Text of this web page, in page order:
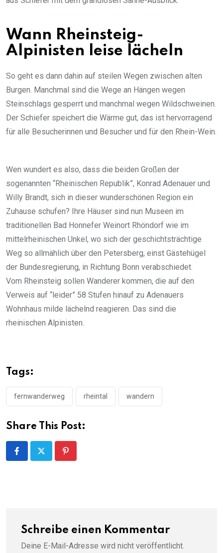
Wann Rheinsteig-
Alpinisten leise lächeln
So geht es dann dahin auf steilen Wegen zwischen alten
Burgen. Manchmal sind die Wege an Hängen wegen
Steinschlags gesperrt und manchmal wegen Wildschweinen.
Der Schiefer speichert die Wärme gut, das ist hervorragend
für alle Besucherinnen und Besucher und für den Rhein-Wein.
Wen wundert es also, dass die beiden Großen der
sogenannten “Rheinischen Republik”, Konrad Adenauer und
Willy Brandt, sich in dieser wunderschönen Region ein
Zuhause schufen? Ihre Häuser sind nun Museen im
traditionellen Bad Honnefer Weinort Rhöndorf wie im
mittelrheinischen Unkel, wo sich der geschichtsträchtige
Weg so allmählich über den Petersberg, einst Gästehügel
der Bundesregierung, in Richtung Bonn verabschiedet.
Vom Rheinsteig sollen Wanderer kommen, die auf den
Verweis auf “leider” 58 Stufen hinauf zu Adenauers
Wohnhaus milde lächelnd reagieren. Das sind die
rheinischen Alpinisten.
Tags:
fernwanderweg rheintal wandern
Share This Post:
Schreibe einen Kommentar
Deine E-Mail-Adresse wird nicht veröffentlicht.